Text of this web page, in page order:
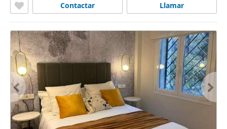
Llamar
Contactar